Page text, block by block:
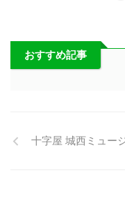
おすすめ記事
十字屋 城西ミュー